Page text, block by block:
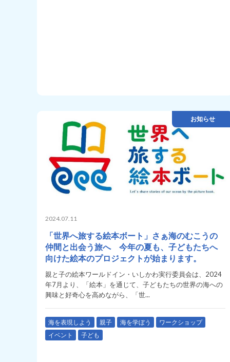
お知らせ
2024.07.11
「世界へ旅する絵本ボート」さぁ海のむこうの
仲間と出会う旅へ 今年の夏も、子どもたちへ
向けた絵本のプロジェクトが始まります。
親と子の絵本ワールドイン・いしかわ実行委員会は、2024
年7月より、「絵本」を通じて、子どもたちの世界の海への
興味と好奇心を高めながら、「世...
海を表現しよう 親子 海を学ぼう
ワークショップ
イベント
子ども